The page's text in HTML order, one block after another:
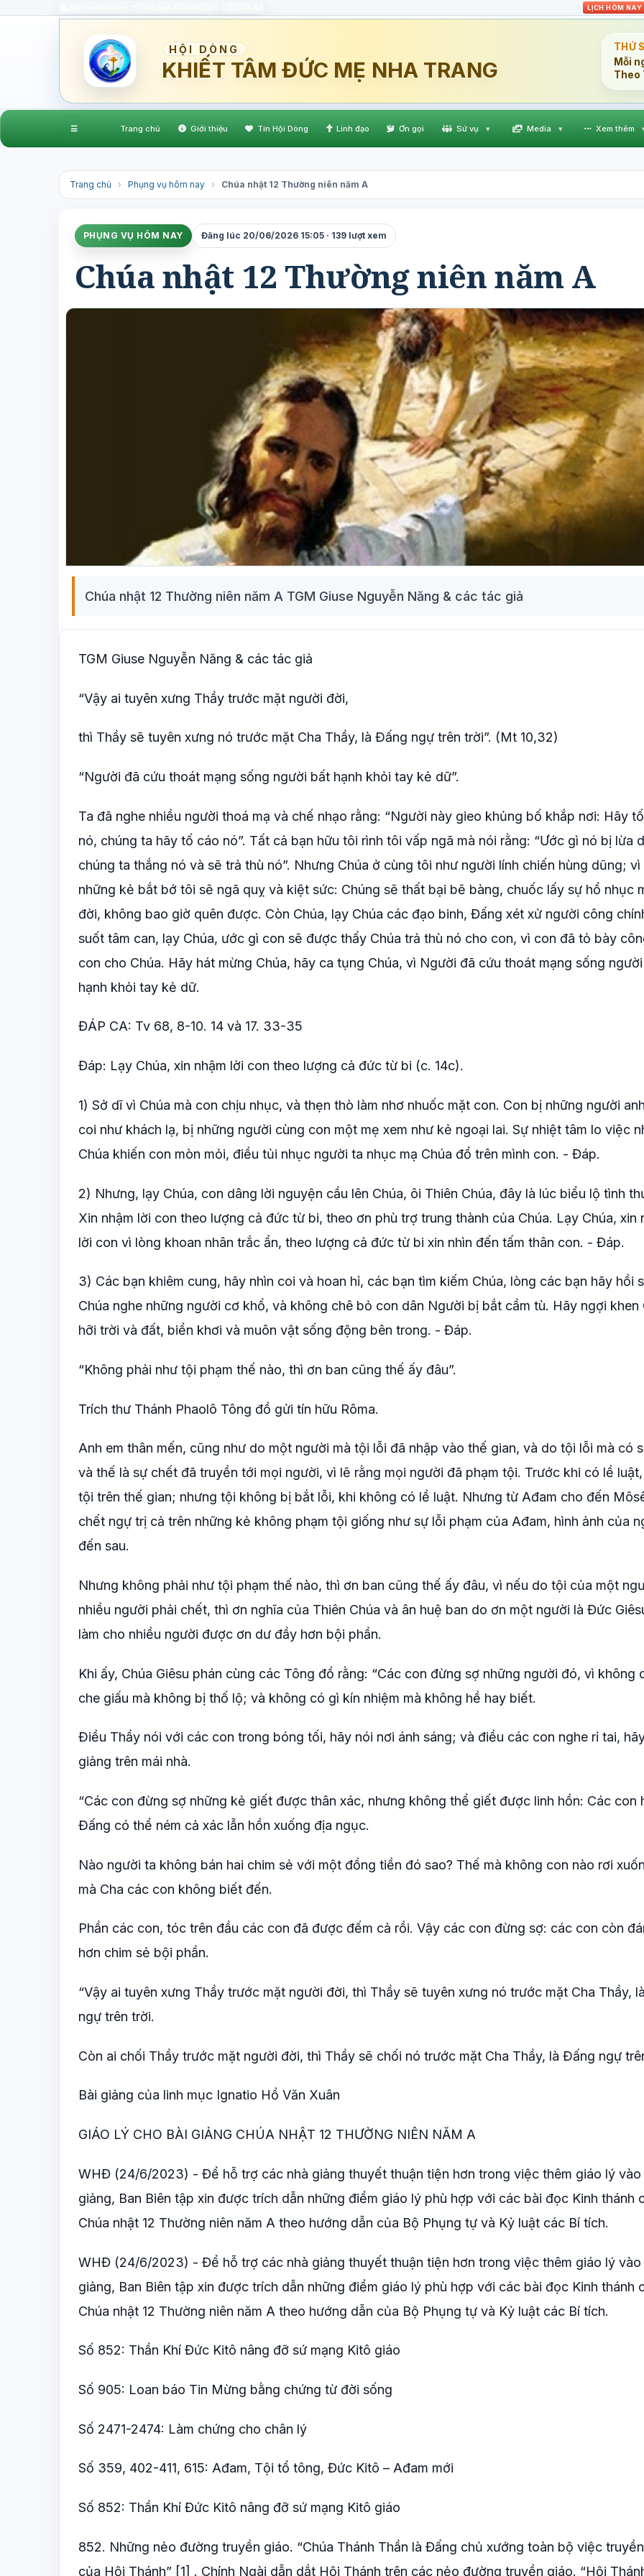
LỊCH HÔM NAY
HỘI DÒNG
KHIẾT TÂM ĐỨC MẸ NHA TRANG
THỨ
Mỗi
Theo
☰ Trang chủ Giới thiệu Tin Hội Dòng Linh đạo Ơn gọi Sứ vụ ▾ Media ▾ Xem thêm
Trang chủ › Phụng vụ hôm nay › Chúa nhật 12 Thường niên năm A
PHỤNG VỤ HÔM NAY Đăng lúc 20/06/2026 15:05 · 139 lượt xem
Chúa nhật 12 Thường niên năm A
Chúa nhật 12 Thường niên năm A TGM Giuse Nguyễn Năng & các tác giả
TGM Giuse Nguyễn Năng & các tác giả
“Vậy ai tuyên xưng Thầy trước mặt người đời,
thì Thầy sẽ tuyên xưng nó trước mặt Cha Thầy, là Ðấng ngự trên trời”. (Mt 10,32)
“Người đã cứu thoát mạng sống người bất hạnh khỏi tay kẻ dữ”.
Ta đã nghe nhiều người thoá mạ và chế nhạo rằng: “Người này gieo khủng bố khắp nơi: Hãy
nó, chúng ta hãy tố cáo nó”. Tất cả bạn hữu tôi rình tôi vấp ngã mà nói rằng: “Ước gì nó bị lừa
chúng ta thắng nó và sẽ trả thù nó”. Nhưng Chúa ở cùng tôi như người lính chiến hùng dũng; vì
những kẻ bắt bớ tôi sẽ ngã quỵ và kiệt sức: Chúng sẽ thất bại bẽ bàng, chuốc lấy sự hổ nhục
đời, không bao giờ quên được. Còn Chúa, lạy Chúa các đạo binh, Đấng xét xử người công
suốt tâm can, lạy Chúa, ước gì con sẽ được thấy Chúa trả thù nó cho con, vì con đã tỏ bày
con cho Chúa. Hãy hát mừng Chúa, hãy ca tụng Chúa, vì Người đã cứu thoát mạng sống
hạnh khỏi tay kẻ dữ.
ĐÁP CA: Tv 68, 8-10. 14 và 17. 33-35
Đáp: Lạy Chúa, xin nhậm lời con theo lượng cả đức từ bi (c. 14c).
1) Sở dĩ vì Chúa mà con chịu nhục, và thẹn thò làm nhơ nhuốc mặt con. Con bị những người
coi như khách lạ, bị những người cùng con một mẹ xem như kẻ ngoại lai. Sự nhiệt tâm lo việc
Chúa khiến con mòn mỏi, điều tủi nhục người ta nhục mạ Chúa đổ trên mình con. - Đáp.
2) Nhưng, lạy Chúa, con dâng lời nguyện cầu lên Chúa, ôi Thiên Chúa, đây là lúc biểu lộ tình
Xin nhậm lời con theo lượng cả đức từ bi, theo ơn phù trợ trung thành của Chúa. Lạy Chúa, xin
lời con vì lòng khoan nhân trắc ẩn, theo lượng cả đức từ bi xin nhìn đến tấm thân con. - Đáp.
3) Các bạn khiêm cung, hãy nhìn coi và hoan hỉ, các bạn tìm kiếm Chúa, lòng các bạn hãy hồi
Chúa nghe những người cơ khổ, và không chê bỏ con dân Người bị bắt cầm tù. Hãy ngợi khen
hỡi trời và đất, biển khơi và muôn vật sống động bên trong. - Đáp.
“Không phải như tội phạm thế nào, thì ơn ban cũng thế ấy đâu”.
Trích thư Thánh Phaolô Tông đồ gửi tín hữu Rôma.
Anh em thân mến, cũng như do một người mà tội lỗi đã nhập vào thế gian, và do tội lỗi mà có
và thế là sự chết đã truyền tới mọi người, vì lẽ rằng mọi người đã phạm tội. Trước khi có lề
tội trên thế gian; nhưng tội không bị bắt lỗi, khi không có lề luật. Nhưng từ Ađam cho đến
chết ngự trị cả trên những kẻ không phạm tội giống như sự lỗi phạm của Ađam, hình ảnh của
đến sau.
Nhưng không phải như tội phạm thế nào, thì ơn ban cũng thế ấy đâu, vì nếu do tội của một
nhiều người phải chết, thì ơn nghĩa của Thiên Chúa và ân huệ ban do ơn một người là Đức
làm cho nhiều người được ơn dư đầy hơn bội phần.
Khi ấy, Chúa Giêsu phán cùng các Tông đồ rằng: “Các con đừng sợ những người đó, vì không
che giấu mà không bị thố lộ; và không có gì kín nhiệm mà không hề hay biết.
Ðiều Thầy nói với các con trong bóng tối, hãy nói nơi ánh sáng; và điều các con nghe rỉ tai,
giảng trên mái nhà.
“Các con đừng sợ những kẻ giết được thân xác, nhưng không thể giết được linh hồn: Các con
Ðấng có thể ném cả xác lẫn hồn xuống địa ngục.
Nào người ta không bán hai chim sẻ với một đồng tiền đó sao? Thế mà không con nào rơi
mà Cha các con không biết đến.
Phần các con, tóc trên đầu các con đã được đếm cả rồi. Vậy các con đừng sợ: các con còn
hơn chim sẻ bội phần.
“Vậy ai tuyên xưng Thầy trước mặt người đời, thì Thầy sẽ tuyên xưng nó trước mặt Cha Thầy,
ngự trên trời.
Còn ai chối Thầy trước mặt người đời, thì Thầy sẽ chối nó trước mặt Cha Thầy, là Ðấng ngự
Bài giảng của linh mục Ignatio Hồ Văn Xuân
GIÁO LÝ CHO BÀI GIẢNG CHÚA NHẬT 12 THƯỜNG NIÊN NĂM A
WHĐ (24/6/2023) - Để hỗ trợ các nhà giảng thuyết thuận tiện hơn trong việc thêm giáo lý vào
giảng, Ban Biên tập xin được trích dẫn những điểm giáo lý phù hợp với các bài đọc Kinh thánh
Chúa nhật 12 Thường niên năm A theo hướng dẫn của Bộ Phụng tự và Kỷ luật các Bí tích.
WHĐ (24/6/2023) - Để hỗ trợ các nhà giảng thuyết thuận tiện hơn trong việc thêm giáo lý vào
giảng, Ban Biên tập xin được trích dẫn những điểm giáo lý phù hợp với các bài đọc Kinh thánh
Chúa nhật 12 Thường niên năm A theo hướng dẫn của Bộ Phụng tự và Kỷ luật các Bí tích.
Số 852: Thần Khí Đức Kitô nâng đỡ sứ mạng Kitô giáo
Số 905: Loan báo Tin Mừng bằng chứng từ đời sống
Số 2471-2474: Làm chứng cho chân lý
Số 359, 402-411, 615: Ađam, Tội tổ tông, Đức Kitô – Ađam mới
Số 852: Thần Khí Đức Kitô nâng đỡ sứ mạng Kitô giáo
852. Những nẻo đường truyền giáo. “Chúa Thánh Thần là Đấng chủ xướng toàn bộ việc
của Hội Thánh” [1] . Chính Ngài dẫn dắt Hội Thánh trên các nẻo đường truyền giáo. “Hội